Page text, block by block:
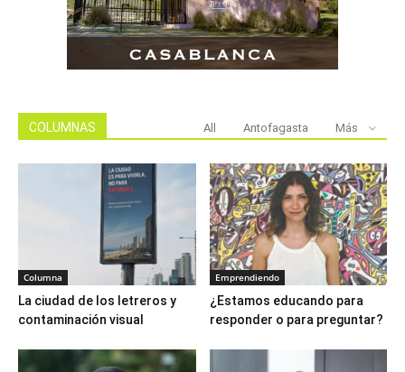
COLUMNAS All Antofagasta Más
Columna
La ciudad de los letreros y
contaminación visual
Emprendiendo
¿Estamos educando para
responder o para preguntar?